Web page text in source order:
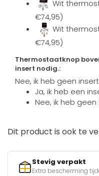
Wit
€74,95)
Wit
€74,95)
Thermostaatknop
insert nodig.:
Nee, ik heb geen
Ja, ik heb een
Nee, ik heb
Dit product is ook te
Stevig verpakt
Extra bescherming